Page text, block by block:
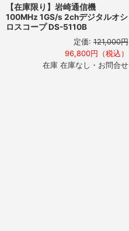
【在庫限り】岩崎通信機
100MHz 1GS/s 2chデジタルオシ
ロスコープ DS-5110B
定価: 121,000円
96,800円（税込）
在庫 在庫なし・お問合せ